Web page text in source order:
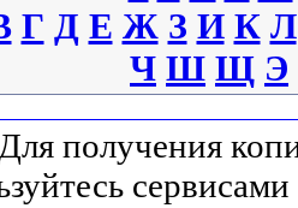
Г Д Е Ж З И К Л
Ч Ш Щ Э
Для получения
сервисами